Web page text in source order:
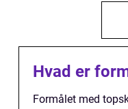
Hvad er
Formålet med